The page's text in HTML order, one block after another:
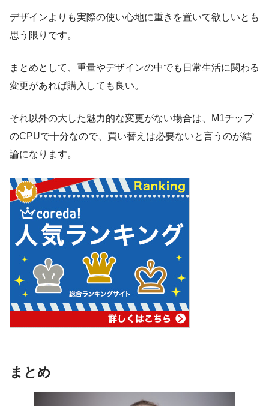
デザインよりも実際の使い心地に重きを置いて欲しいとも
思う限りです。
まとめとして、重量やデザインの中でも日常生活に関わる
変更があれば購入しても良い。
それ以外の大した魅力的な変更がない場合は、M1チップ
のCPUで十分なので、買い替えは必要ないと言うのが結
論になります。
まとめ